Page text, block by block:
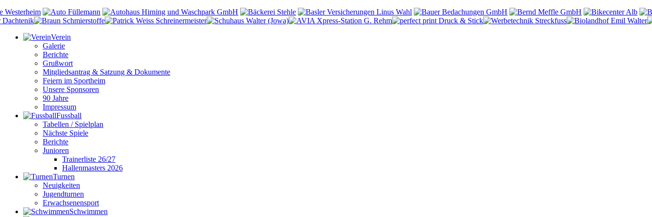
Verein
Galerie
Berichte
Grußwort
Mitgliedsantrag & Satzung & Dokumente
Feiern im Sportheim
Unsere Sponsoren
90 Jahre
Impressum
Fussball
Tabellen / Spielplan
Nächste Spiele
Berichte
Junioren
Trainerliste 26/27
Hallenmasters 2026
Turnen
Neuigkeiten
Jugendturnen
Erwachsenensport
Schwimmen